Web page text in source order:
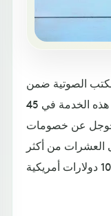
الصوتية ضمن
متجر جوجل بلاي حيث أتاحت الشركة هذه الخدمة في 45
جوجل عن خصومات
إلى العشرات من أكثر